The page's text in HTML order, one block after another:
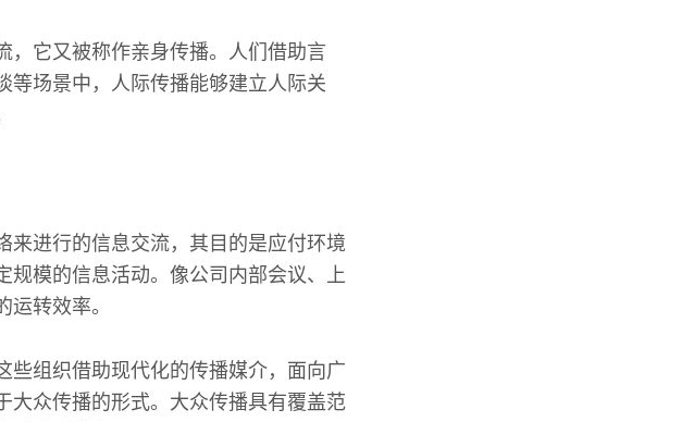
，它又被称作亲身传播。人们借助言
等场景中，人际传播能够建立人际关
来进行的信息交流，其目的是应付环境
规模的信息活动。像公司内部会议、上
运转效率。
些组织借助现代化的传播媒介，面向广
大众传播的形式。大众传播具有覆盖范